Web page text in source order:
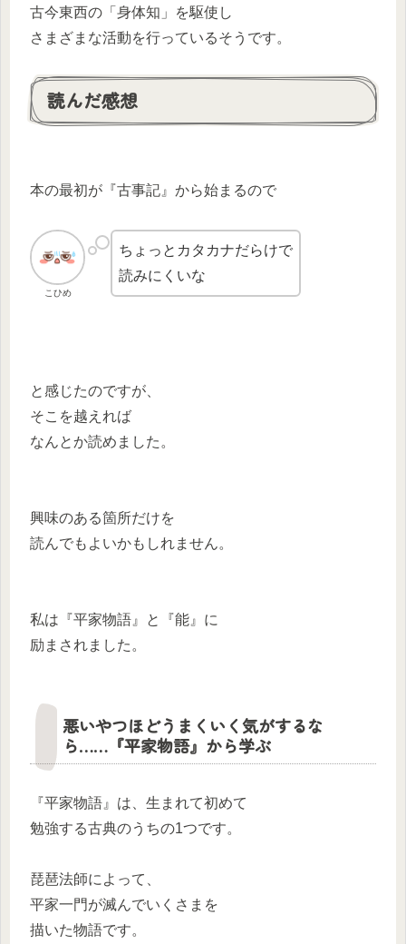
古今東西の「身体知」を駆使し
さまざまな活動を行っているそうです。
読んだ感想
本の最初が『古事記』から始まるので
こひめ
ちょっとカタカナだらけで
読みにくいな
と感じたのですが、
そこを越えれば
なんとか読めました。
興味のある箇所だけを
読んでもよいかもしれません。
私は『平家物語』と『能』に
励まされました。
悪いやつほどうまくいく気がするな
ら……『平家物語』から学ぶ
『平家物語』は、生まれて初めて
勉強する古典のうちの1つです。
琵琶法師によって、
平家一門が滅んでいくさまを
描いた物語です。